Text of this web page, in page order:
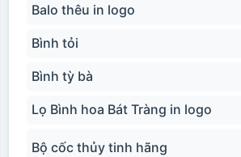
Balo thêu in logo
Bình tỏi
Bình tỳ bà
Lọ Bình hoa Bát Tràng in logo
Bộ cốc thủy tinh hãng